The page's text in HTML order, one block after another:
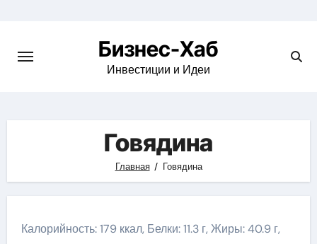
content
Бизнес-Хаб
Инвестиции и Идеи
Говядина
Главная Говядина
Калорийность: 179 ккал, Белки: 11.3 г, Жиры: 40.9 г,